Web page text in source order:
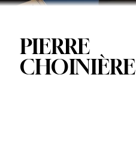
PIERRE
CHOINIÈRE